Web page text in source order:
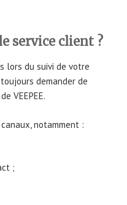
service client ?
lors du suivi de votre
toujours demander de
VEEPEE.
notamment :
;